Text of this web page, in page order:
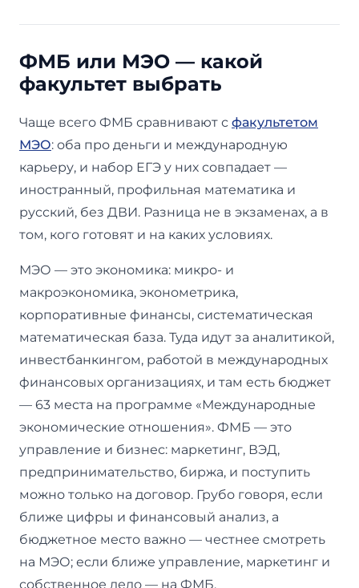
ФМБ или МЭО — какой
факультет выбрать
Чаще всего ФМБ сравнивают с факультетом
МЭО: оба про деньги и международную
карьеру, и набор ЕГЭ у них совпадает —
иностранный, профильная математика и
русский, без ДВИ. Разница не в экзаменах, а в
том, кого готовят и на каких условиях.
МЭО — это экономика: микро- и
макроэкономика, эконометрика,
корпоративные финансы, систематическая
математическая база. Туда идут за аналитикой,
инвестбанкингом, работой в международных
финансовых организациях, и там есть бюджет
— 63 места на программе «Международные
экономические отношения». ФМБ — это
управление и бизнес: маркетинг, ВЭД,
предпринимательство, биржа, и поступить
можно только на договор. Грубо говоря, если
ближе цифры и финансовый анализ, а
бюджетное место важно — честнее смотреть
на МЭО; если ближе управление, маркетинг и
собственное дело — на ФМБ.